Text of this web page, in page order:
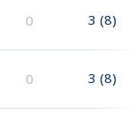
0 3 (8)
0 3 (8)